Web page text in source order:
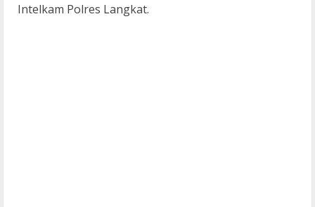
Intelkam Polres Langkat.